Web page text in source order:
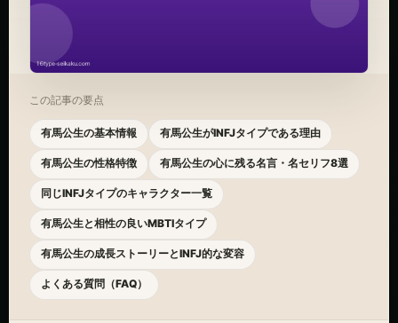
この記事の要点
有馬公生の基本情報 有馬公生がINFJタイプである理由
有馬公生の性格特徴 有馬公生の心に残る名言・名セリフ8選
同じINFJタイプのキャラクター一覧
有馬公生と相性の良いMBTIタイプ
有馬公生の成長ストーリーとINFJ的な変容
よくある質問（FAQ）